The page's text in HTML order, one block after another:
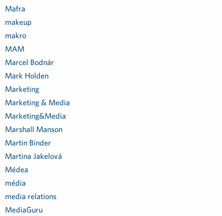
Mafra
makeup
makro
MAM
Marcel Bodnár
Mark Holden
Marketing
Marketing & Media
Marketing&Media
Marshall Manson
Martin Binder
Martina Jakelová
Médea
média
media relations
MediaGuru